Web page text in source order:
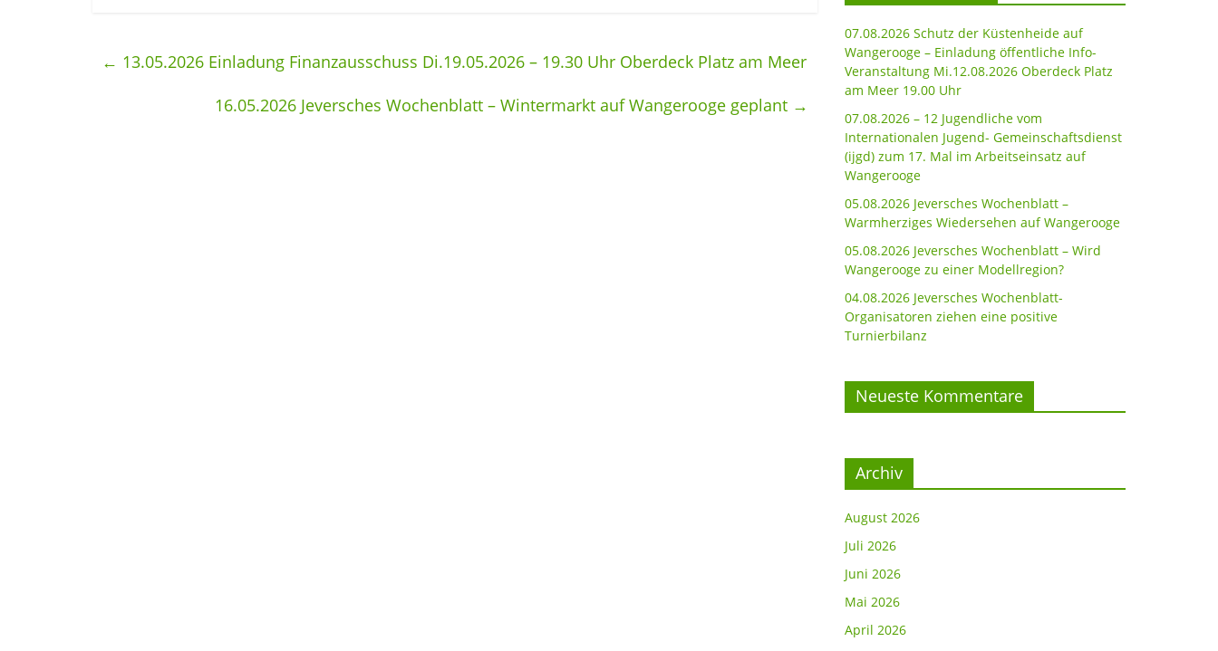
← 13.05.2026 Einladung Finanzausschuss Di.19.05.2026 – 19.30 Uhr Oberdeck Platz am Meer
16.05.2026 Jeversches Wochenblatt – Wintermarkt auf Wangerooge geplant →
07.08.2026 Schutz der Küstenheide auf
Wangerooge – Einladung öffentliche Info-
Veranstaltung Mi.12.08.2026 Oberdeck Platz
am Meer 19.00 Uhr
07.08.2026 – 12 Jugendliche vom
Internationalen Jugend- Gemeinschaftsdienst
(ijgd) zum 17. Mal im Arbeitseinsatz auf
Wangerooge
05.08.2026 Jeversches Wochenblatt –
Warmherziges Wiedersehen auf Wangerooge
05.08.2026 Jeversches Wochenblatt – Wird
Wangerooge zu einer Modellregion?
04.08.2026 Jeversches Wochenblatt-
Organisatoren ziehen eine positive
Turnierbilanz
Neueste Kommentare
Archiv
August 2026
Juli 2026
Juni 2026
Mai 2026
April 2026